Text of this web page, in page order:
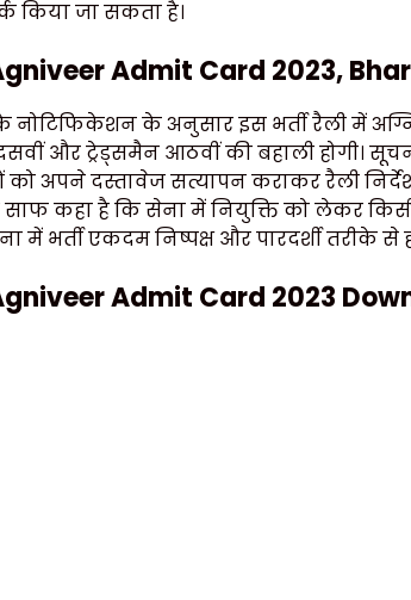
किया जा सकता है।
Admit Card 2023,
नोटिफिकेशन के अनुसार इस भर्ती रैली में
और ट्रेड्समैन आठवीं की बहाली होगी।
को अपने दस्तावेज सत्यापन कराकर रैली
साफ कहा है कि सेना में नियुक्ति को लेकर
भर्ती एकदम निष्पक्ष और पारदर्शी तरीके से
Admit Card 2023